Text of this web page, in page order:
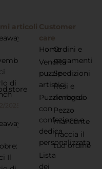
articoli
di
2025
Il
Customer
care
Home
Vendita
puzzle
artistici
Puzzle regalo
con
confezione e
dedica
personalizzata
Lista
dei
Ordini e
pagamenti
Spedizioni
Resi e
rimborsi
Pezzo
mancante
Traccia il
tuo ordine